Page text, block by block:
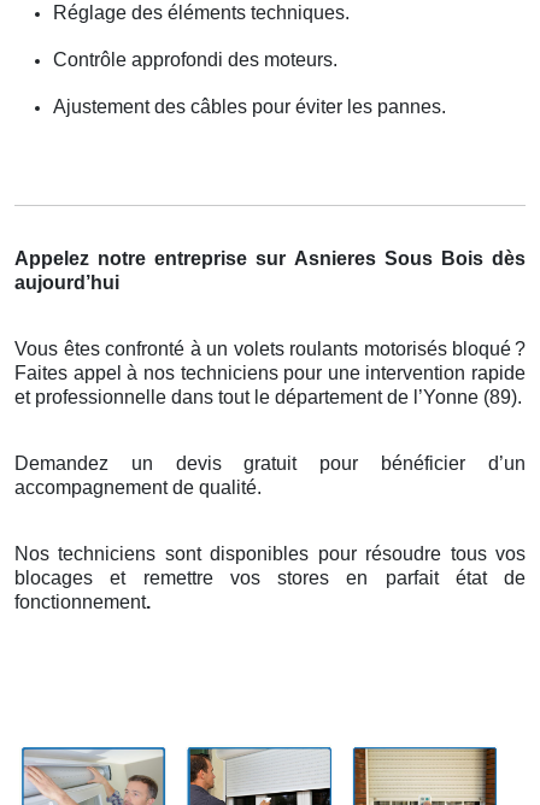
Réglage des éléments techniques.
Contrôle approfondi des moteurs.
Ajustement des câbles pour éviter les pannes.
Appelez notre entreprise sur Asnieres Sous Bois dès
aujourd’hui
Vous êtes confronté à un volets roulants motorisés bloqué?
Faites appelà nos techniciens pour une intervention rapide
et professionnelle dans tout le département de l ’Yonne (89).
Demandez un devis gratuit pour bénéficier d’un
accompagnement de qualité.
Nos techniciens sont disponibles pour résoudre tous vos
blocages et remettre vos stores en parfait état de
fonctionnement.